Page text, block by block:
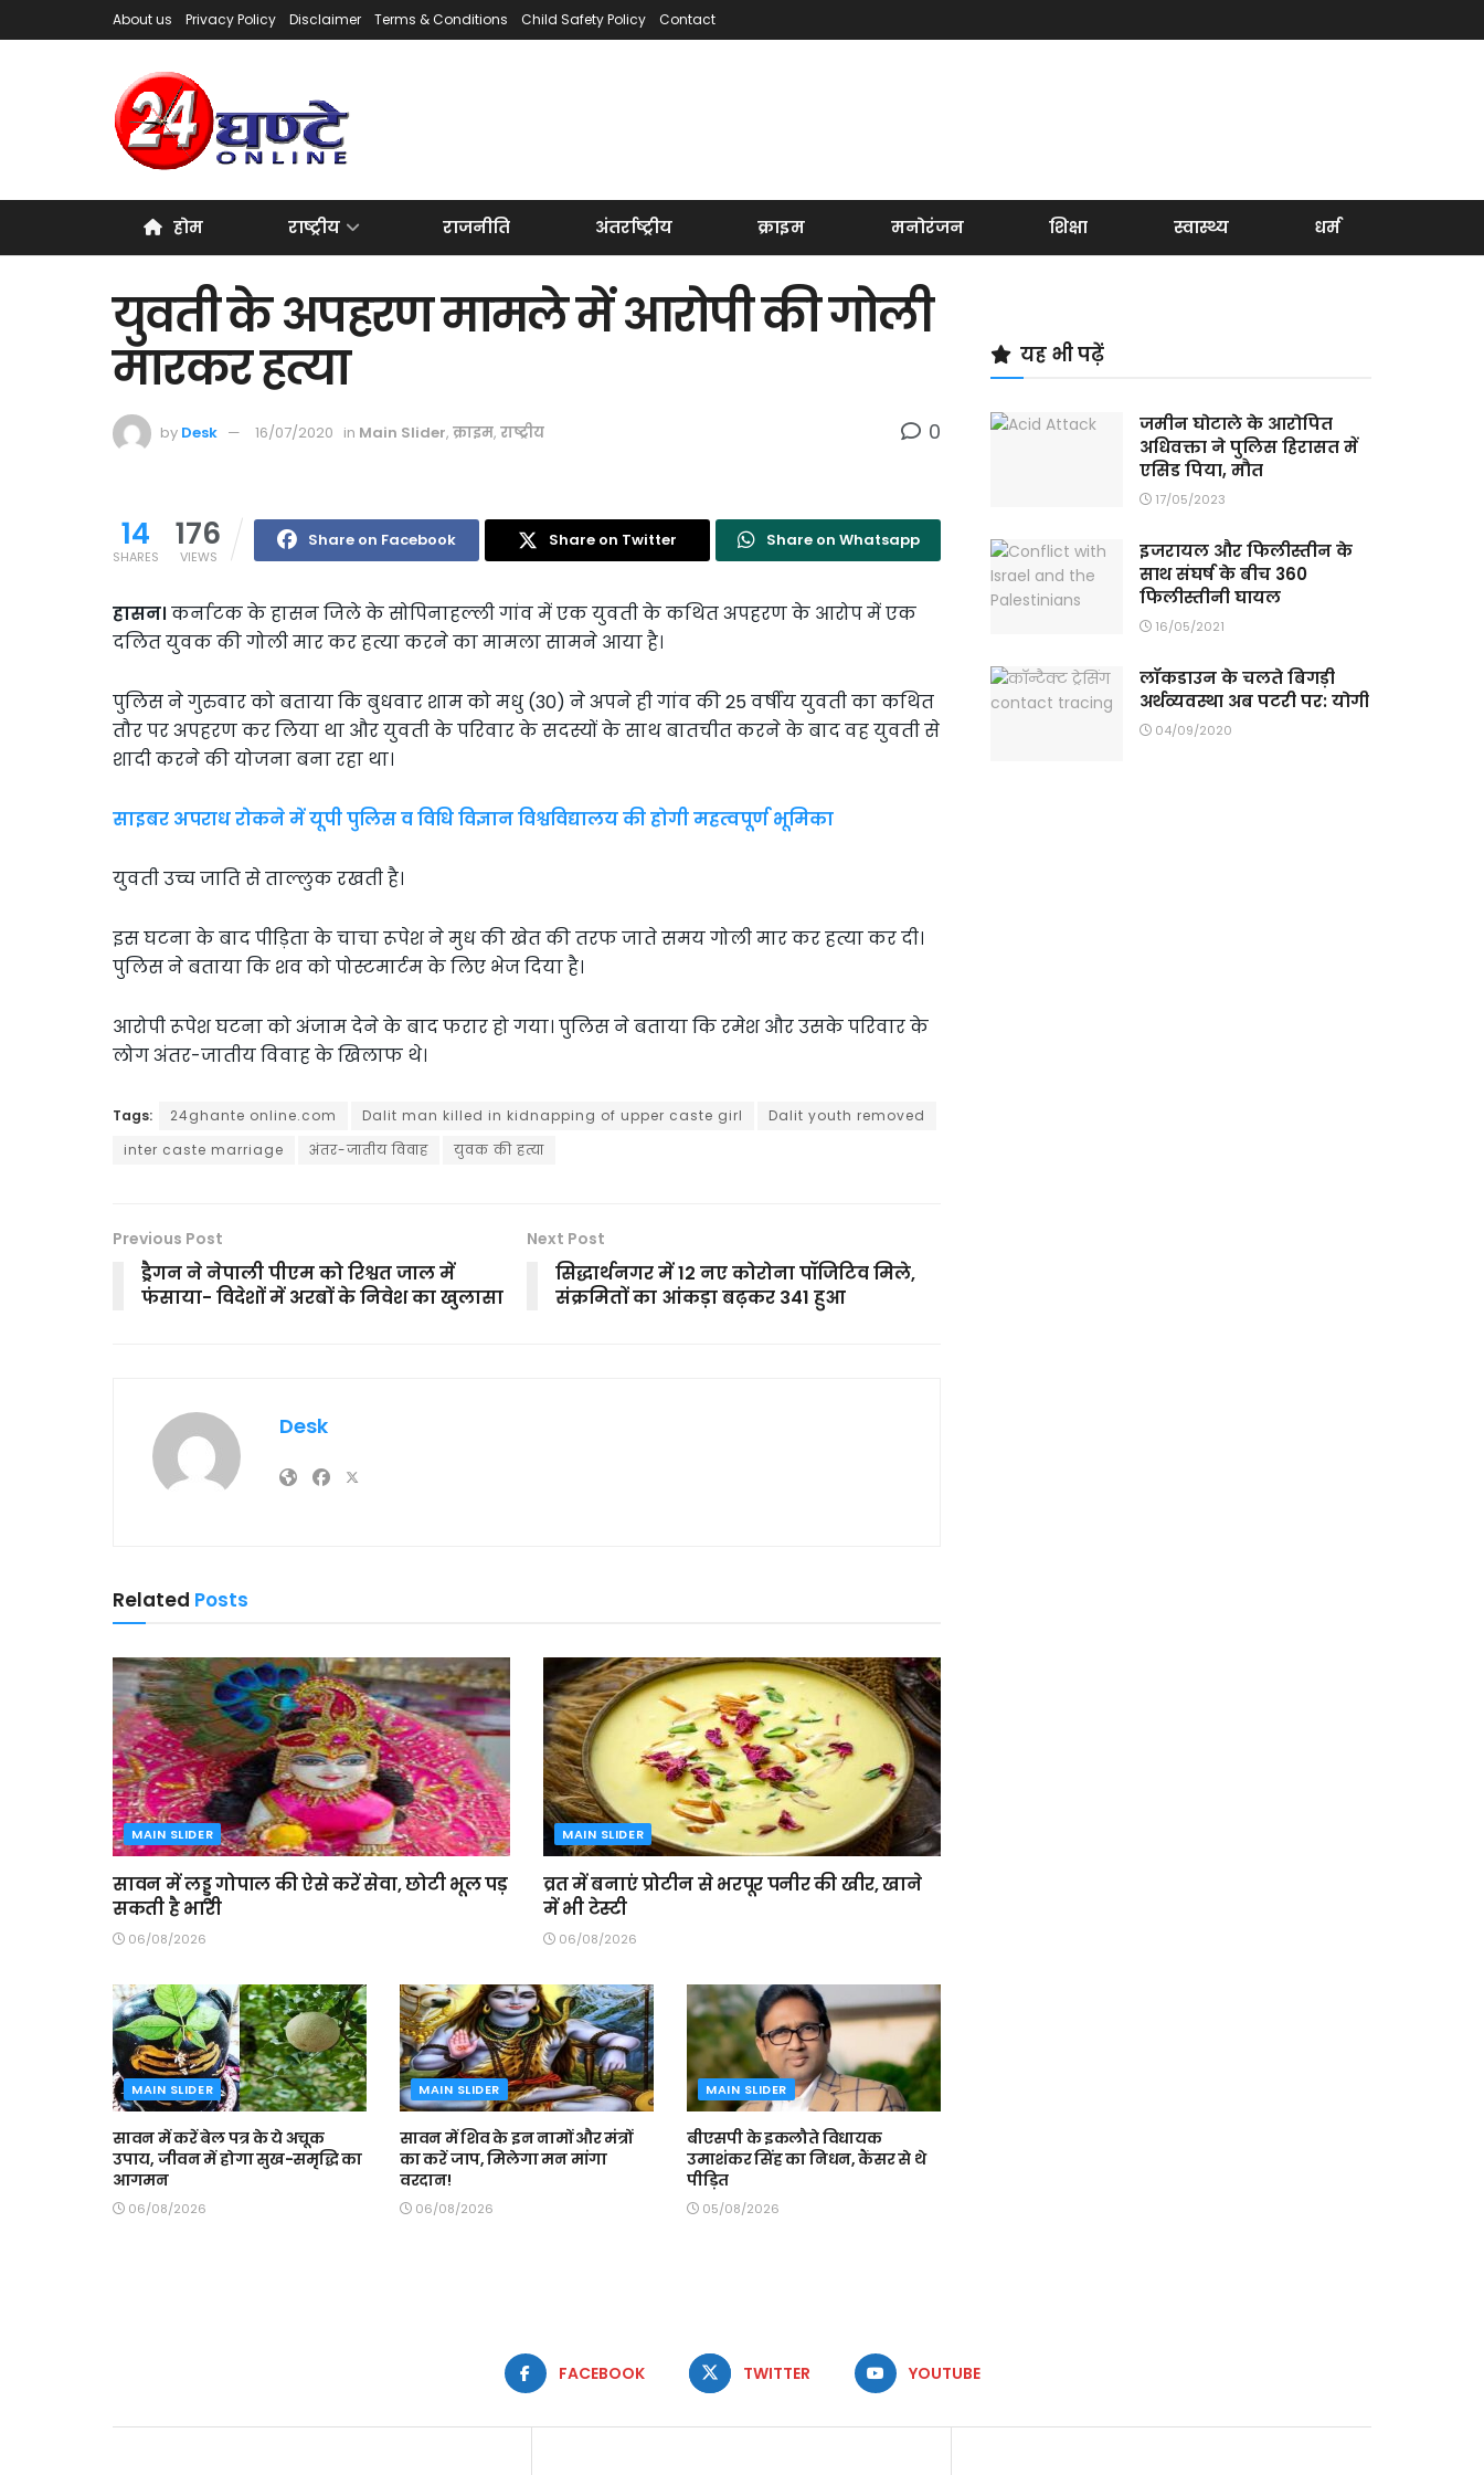
About us Privacy Policy Disclaimer Terms & Conditions Child Safety Policy Contact
होम राष्ट्रीय राजनीति अंतर्राष्ट्रीय क्राइम मनोरंजन शिक्षा स्वास्थ्य धर्म
युवती के अपहरण मामले में आरोपी की गोली
मारकर हत्या
by Desk 16/07/2020 in Main Slider, क्राइम, राष्ट्रीय 0
14
SHARES
176
VIEWS
Share on Facebook Share on Twitter Share on Whatsapp
हासन। कर्नाटक के हासन जिले के सोपिनाहल्ली गांव में एक युवती के कथित अपहरण के आरोप में एक
दलित युवक की गोली मार कर हत्या करने का मामला सामने आया है।
पुलिस ने गुरुवार को बताया कि बुधवार शाम को मधु (30) ने अपने ही गांव की 25 वर्षीय युवती का कथित
तौर पर अपहरण कर लिया था और युवती के परिवार के सदस्यों के साथ बातचीत करने के बाद वह युवती से
शादी करने की योजना बना रहा था।
साइबर अपराध रोकने में यूपी पुलिस व विधि विज्ञान विश्वविद्यालय की होगी महत्वपूर्ण भूमिका
युवती उच्च जाति से ताल्लुक रखती है।
इस घटना के बाद पीड़िता के चाचा रूपेश ने मुध की खेत की तरफ जाते समय गोली मार कर हत्या कर दी।
पुलिस ने बताया कि शव को पोस्टमार्टम के लिए भेज दिया है।
आरोपी रूपेश घटना को अंजाम देने के बाद फरार हो गया। पुलिस ने बताया कि रमेश और उसके परिवार के
लोग अंतर-जातीय विवाह के खिलाफ थे।
Tags: 24ghante online.com Dalit man killed in kidnapping of upper caste girl
Dalit youth removed
inter caste marriage
अंतर-जातीय विवाह युवक की हत्या
Previous Post
ड्रैगन ने नेपाली पीएम को रिश्वत जाल में
फंसाया- विदेशों में अरबों के निवेश का खुलासा
Next Post
सिद्धार्थनगर में 12 नए कोरोना पॉजिटिव मिले,
संक्रमितों का आंकड़ा बढ़कर 341 हुआ
Desk
Related Posts
MAIN SLIDER
सावन में लड्डू गोपाल की ऐसे करें सेवा, छोटी भूल पड़
सकती है भारी
06/08/2026
MAIN SLIDER
व्रत में बनाएं प्रोटीन से भरपूर पनीर की खीर, खाने
में भी टेस्टी
06/08/2026
MAIN SLIDER
सावन में करें बेल पत्र के ये अचूक
उपाय, जीवन में होगा सुख-समृद्धि का
आगमन
06/08/2026
MAIN SLIDER
सावन में शिव के इन नामों और मंत्रों
का करें जाप, मिलेगा मन मांगा
वरदान!
06/08/2026
MAIN SLIDER
बीएसपी के इकलौते विधायक
उमाशंकर सिंह का निधन, कैंसर से थे
पीड़ित
05/08/2026
यह भी पढ़ें
जमीन घोटाले के आरोपित
अधिवक्ता ने पुलिस हिरासत में
एसिड पिया, मौत
17/05/2023
इजरायल और फिलीस्तीन के
साथ संघर्ष के बीच 360
फिलीस्तीनी घायल
16/05/2021
लॉकडाउन के चलते बिगड़ी
अर्थव्यवस्था अब पटरी पर: योगी
04/09/2020
FACEBOOK TWITTER YOUTUBE